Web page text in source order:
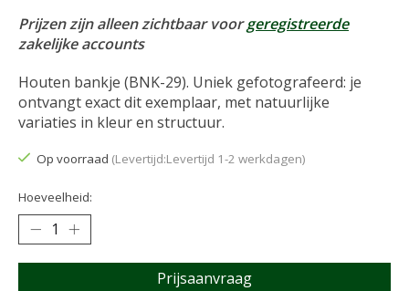
Prijzen zijn alleen zichtbaar voorgeregistreerde
zakelijke accounts
Houten bankje (BNK-29). Uniek gefotografeerd: je
ontvangt exact dit exemplaar, met natuurlijke
variaties in kleur en structuur.
Op voorraad (Levertijd:Levertijd 1-2 werkdagen)
Hoeveelheid:
Prijsaanvraag